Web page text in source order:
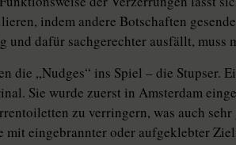
indem andere Botschaften
und dafür sachgerechter ausfällt, muss
die „Nudges“ ins Spiel – die Stupser.
Sie wurde zuerst in Amsterdam
zu verringern, was auch
mit eingebrannter oder aufgeklebter